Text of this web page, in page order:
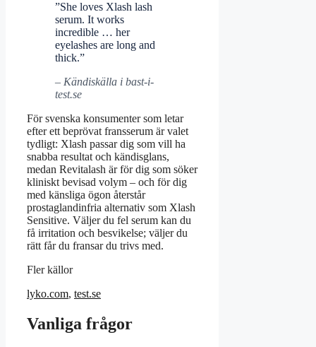
”She loves Xlash lash
serum. It works
incredible … her
eyelashes are long and
thick.”
– Kändiskälla i bast-i-
test.se
För svenska konsumenter som letar
efter ett beprövat fransserum är valet
tydligt: Xlash passar dig som vill ha
snabba resultat och kändisglans,
medan Revitalash är för dig som söker
kliniskt bevisad volym – och för dig
med känsliga ögon återstår
prostaglandinfria alternativ som Xlash
Sensitive. Väljer du fel serum kan du
få irritation och besvikelse; väljer du
rätt får du fransar du trivs med.
Fler källor
lyko.com, test.se
Vanliga frågor